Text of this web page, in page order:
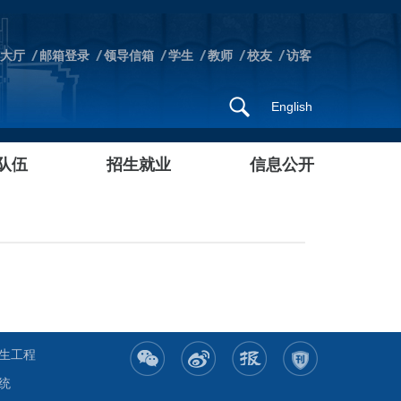
厅 邮箱登录 领导信箱 学生 教师 校友 访客
English
伍 招生就业 信息公开
工程